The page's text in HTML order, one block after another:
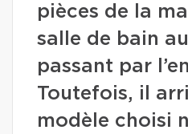
pièces de la
salle de bain
passant par
Toutefois, il
modèle choisi